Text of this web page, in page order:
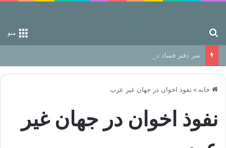
منو
سر دفتر فساد در زمین‌، دوری وکناره‌گیری از راه خداست‌!
خانه » نفوذ اخوان در جهان غیر عرب
نفوذ اخوان در جهان غیر